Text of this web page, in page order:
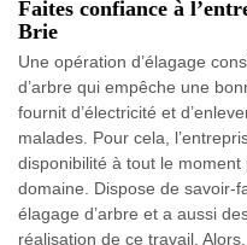
Faites confiance à
Brie
Une opération d’élagage
d’arbre qui empêche une
fournit d’électricité et
malades. Pour cela,
disponibilité à tout le
domaine. Dispose de savoir-
élagage d’arbre et a aussi
réalisation de ce travail.